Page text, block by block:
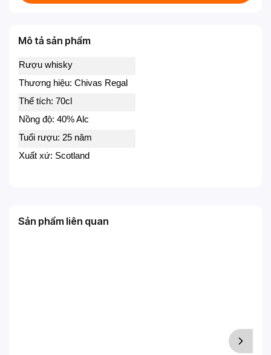
Mô tả sản phẩm
Rượu whisky
Thương hiệu: Chivas Regal
Thể tích: 70cl
Nồng độ: 40% Alc
Tuổi rượu: 25 năm
Xuất xứ: Scotland
Sản phẩm liên quan